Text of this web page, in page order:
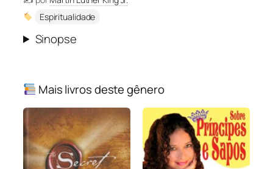
Espiritualidade
Sinopse
Mais livros deste gênero